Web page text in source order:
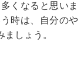
くなると思いま
時は、自分のや
しょう。